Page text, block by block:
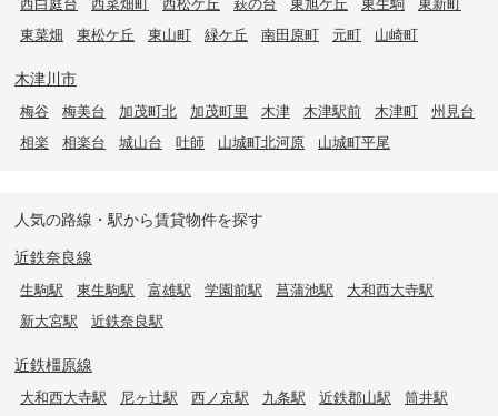
東菜畑
東松ケ丘 東山町 緑ケ丘 南田原町 元町 山崎町
木津川市
梅谷 梅美台 加茂町北 加茂町里 木津 木津駅前 木津町
州見台
相楽
相楽台 城山台 吐師 山城町北河原 山城町平尾
人気の路線・駅から賃貸物件を探す
近鉄奈良線
生駒駅 東生駒駅 富雄駅 学園前駅 菖蒲池駅
大和西大寺駅
新大宮駅
近鉄奈良駅
近鉄橿原線
大和西大寺駅 尼ヶ辻駅 西ノ京駅 九条駅 近鉄郡山駅
筒井駅